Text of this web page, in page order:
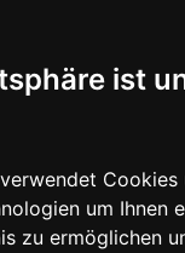
ist
Cookies
um Ihnen
zu ermöglichen